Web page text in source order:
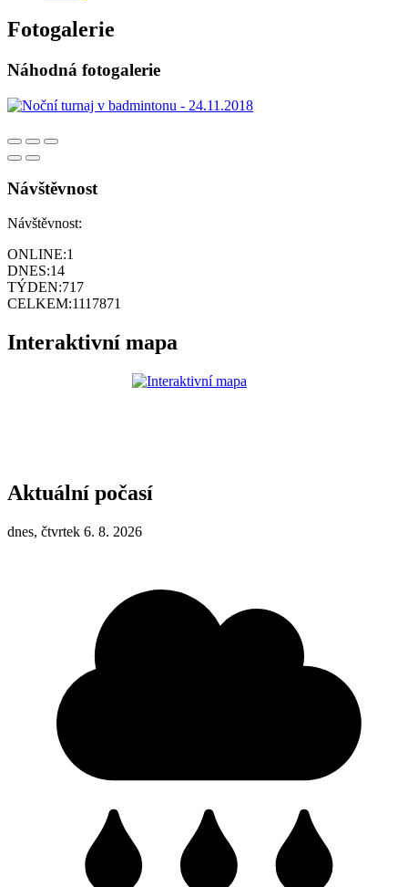
Fotogalerie
Náhodná fotogalerie
Návštěvnost
Návštěvnost:
ONLINE:1
DNES:14
TÝDEN:717
CELKEM:1117871
Interaktivní mapa
Aktuální počasí
dnes, čtvrtek 6. 8. 2026